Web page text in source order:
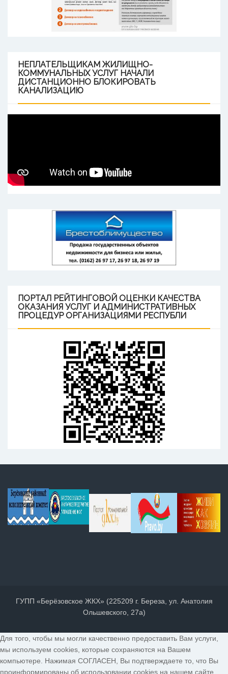
НЕПЛАТЕЛЬЩИКАМ ЖИЛИЩНО-
КОММУНАЛЬНЫХ УСЛУГ НАЧАЛИ
ДИСТАНЦИОННО БЛОКИРОВАТЬ
КАНАЛИЗАЦИЮ
ПОРТАЛ РЕЙТИНГОВОЙ ОЦЕНКИ КАЧЕСТВА
ОКАЗАНИЯ УСЛУГ И АДМИНИСТРАТИВНЫХ
ПРОЦЕДУР ОРГАНИЗАЦИЯМИ РЕСПУБЛИ
ГУПП «Берёзовское ЖКХ» (225209 г. Береза, ул. Анатолия
Ольшевского, 27а)
Для того, чтобы мы могли качественно предоставить Вам услуги,
мы используем cookies, которые сохраняются на Вашем
компьютере. Нажимая СОГЛАСЕН, Вы подтверждаете то, что Вы
проинформированы об использовании cookies на нашем сайте.